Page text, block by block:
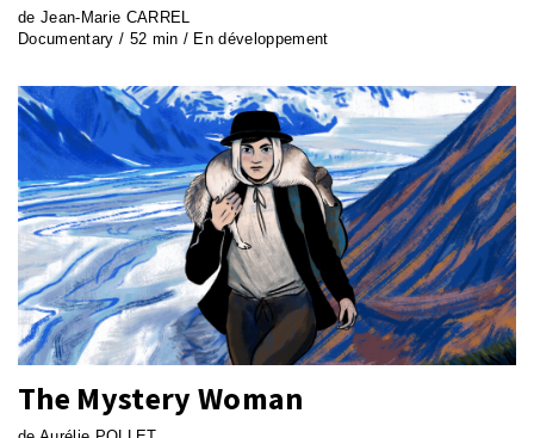
de Jean-Marie CARREL
Documentary / 52 min / En développement
The Mystery Woman